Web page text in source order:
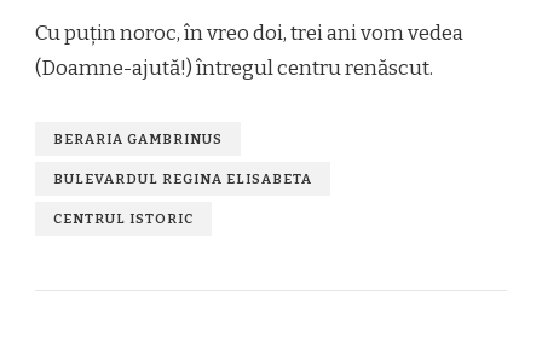
Cu puțin noroc, în vreo doi, trei ani vom vedea
(Doamne-ajută!) întregul centru renăscut.
BERARIA GAMBRINUS
BULEVARDUL REGINA ELISABETA
CENTRUL ISTORIC